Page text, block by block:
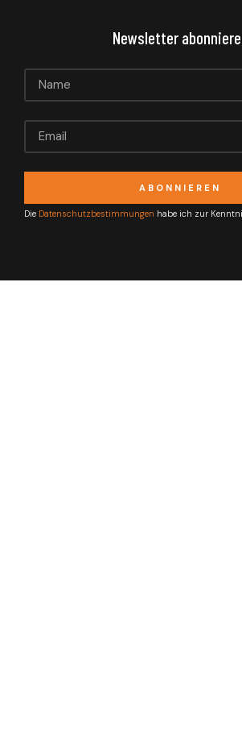
Newsletter
ABONNIEREN
Alternative:
Die Datenschutzbestimmungen habe ich zur